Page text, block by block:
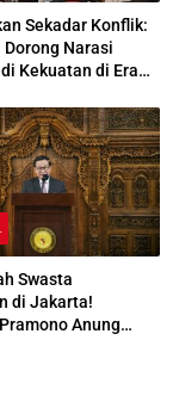
Sekadar Konflik:
Narasi
Kekuatan di Era
Swasta
di Jakarta!
Anung